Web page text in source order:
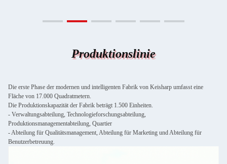
Produktionslinie
Die erste Phase der modernen und intelligenten Fabrik von Keisharp umfasst eine
Fläche von 17.000 Quadratmetern.
Die Produktionskapazität der Fabrik beträgt 1.500 Einheiten.
- Verwaltungsabteilung, Technologieforschungsabteilung,
Produktionsmanagementabteilung, Quartier
- Abteilung für Qualitätsmanagement, Abteilung für Marketing und Abteilung für
Benutzerbetreuung.